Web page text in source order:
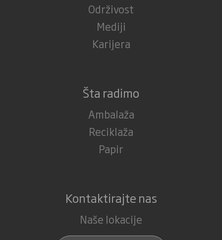
Održivost
Mediji
Karijera
Šta radimo
Ambalaža
Reciklaža
Papir
Kontaktirajte nas
Naše lokacije